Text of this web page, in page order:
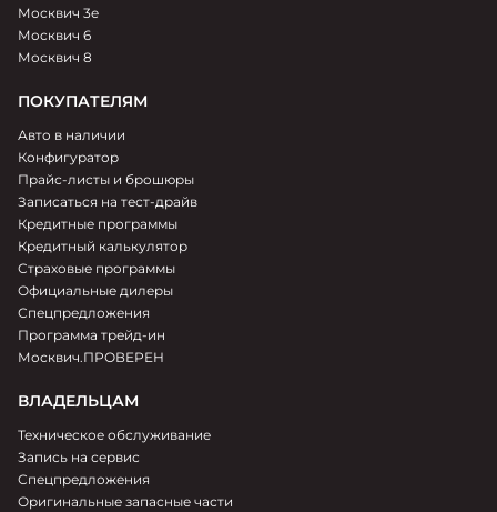
Москвич 3e
Москвич 6
Москвич 8
ПОКУПАТЕЛЯМ
Авто в наличии
Конфигуратор
Прайс-листы и брошюры
Записаться на тест-драйв
Кредитные программы
Кредитный калькулятор
Страховые программы
Официальные дилеры
Спецпредложения
Программа трейд-ин
Москвич.ПРОВЕРЕН
ВЛАДЕЛЬЦАМ
Техническое обслуживание
Запись на сервис
Спецпредложения
Оригинальные запасные части